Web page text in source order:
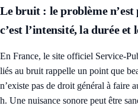
Le bruit : le problème n’est
c’est l’intensité, la durée et
En France, le site officiel Service-
liés au bruitrappelle un point que
n’existe pas de droit général à faire
h. Une nuisance sonore peut être